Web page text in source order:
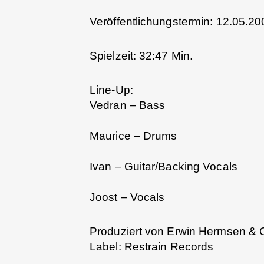
Veröffentlichungstermin:
Spielzeit: 32:47 Min.
Line-Up:
Vedran – Bass
Maurice – Drums
Ivan – Guitar/Backing Vocals
Joost – Vocals
Produziert von Erwin Hermsen &
Label: Restrain Records